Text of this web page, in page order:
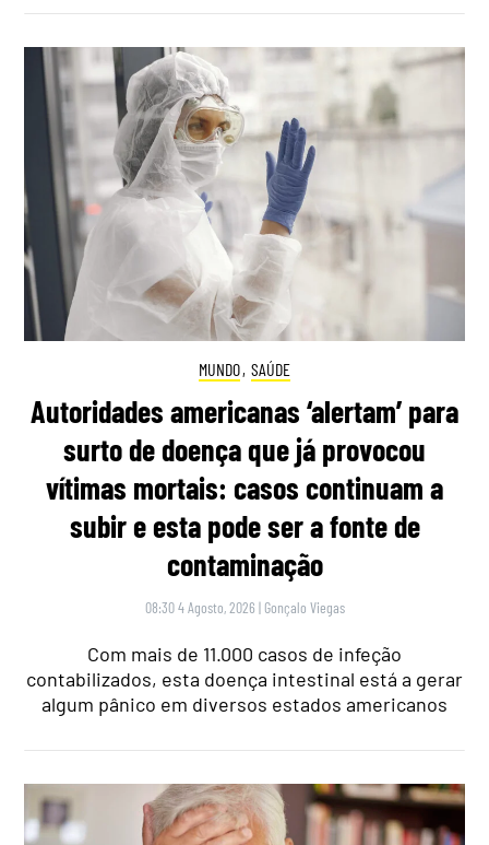
MUNDO, SAÚDE
Autoridades americanas ‘alertam’ para
surto de doença que já provocou
vítimas mortais: casos continuam a
subir e esta pode ser a fonte de
contaminação
08:30 4 Agosto, 2026 | Gonçalo Viegas
Com mais de 11.000 casos de infeção
contabilizados, esta doença intestinal está a gerar
algum pânico em diversos estados americanos